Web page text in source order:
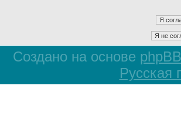
Создано на основе phpBB
Русская